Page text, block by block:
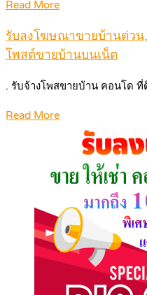
Read More
รับลงโฆษณาขายบ้านด่วน
โพสต์ขายบ้านบนเน็ต
. รับจ้างโพสขายบ้าน คอนโด
Read More